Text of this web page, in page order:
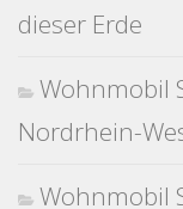
dieser Erde
Wohnmobil
Nordrhein-
Wohnmobil